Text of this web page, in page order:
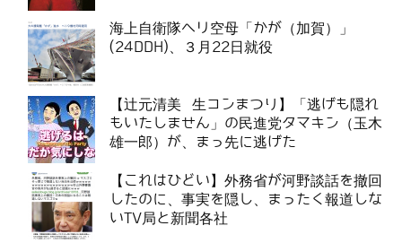
海上自衛隊ヘリ空母「かが（加賀）」
(24DDH)、３月22日就役
【辻元清美 生コンまつり】「逃げも隠れ
もいたしません」の民進党タマキン（玉木
雄一郎）が、まっ先に逃げた
【これはひどい】外務省が河野談話を撤回
したのに、事実を隠し、まったく報道しな
いTV局と新聞各社